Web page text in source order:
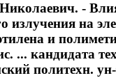
-
излучения на
и
... кандидата
политехн.